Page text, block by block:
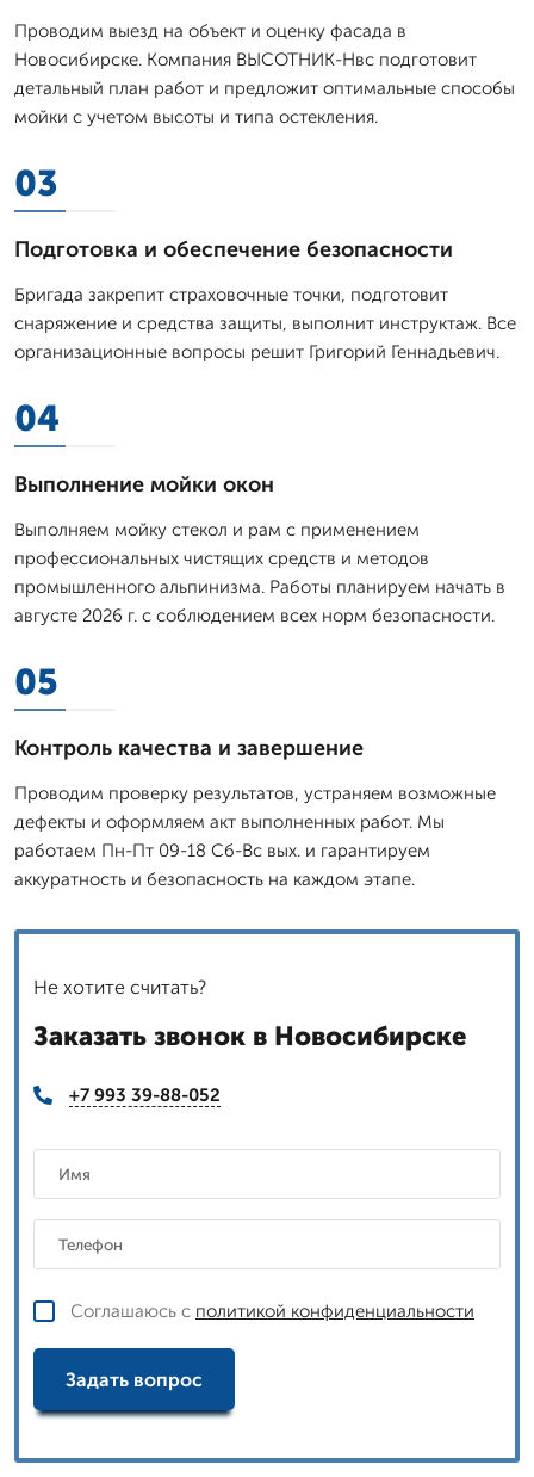
Проводим выезд на объект и оценку фасада в
Новосибирске. Компания ВЫСОТНИК-Нвс подготовит
детальный план работ и предложит оптимальные способы
мойки с учетом высоты и типа остекления.
03
Подготовка и обеспечение безопасности
Бригада закрепит страховочные точки, подготовит
снаряжение и средства защиты, выполнит инструктаж. Все
организационные вопросы решит Григорий Геннадьевич.
04
Выполнение мойки окон
Выполняем мойку стекол и рам с применением
профессиональных чистящих средств и методов
промышленного альпинизма. Работы планируем начать в
августе 2026 г. с соблюдением всех норм безопасности.
05
Контроль качества и завершение
Проводим проверку результатов, устраняем возможные
дефекты и оформляем акт выполненных работ. Мы
работаем Пн-Пт 09-18 Сб-Вс вых. и гарантируем
аккуратность и безопасность на каждом этапе.
Не хотите считать?
Заказать звонок в Новосибирске
+7 993 39-88-052
Соглашаюсь с политикой конфиденциальности
Задать вопрос